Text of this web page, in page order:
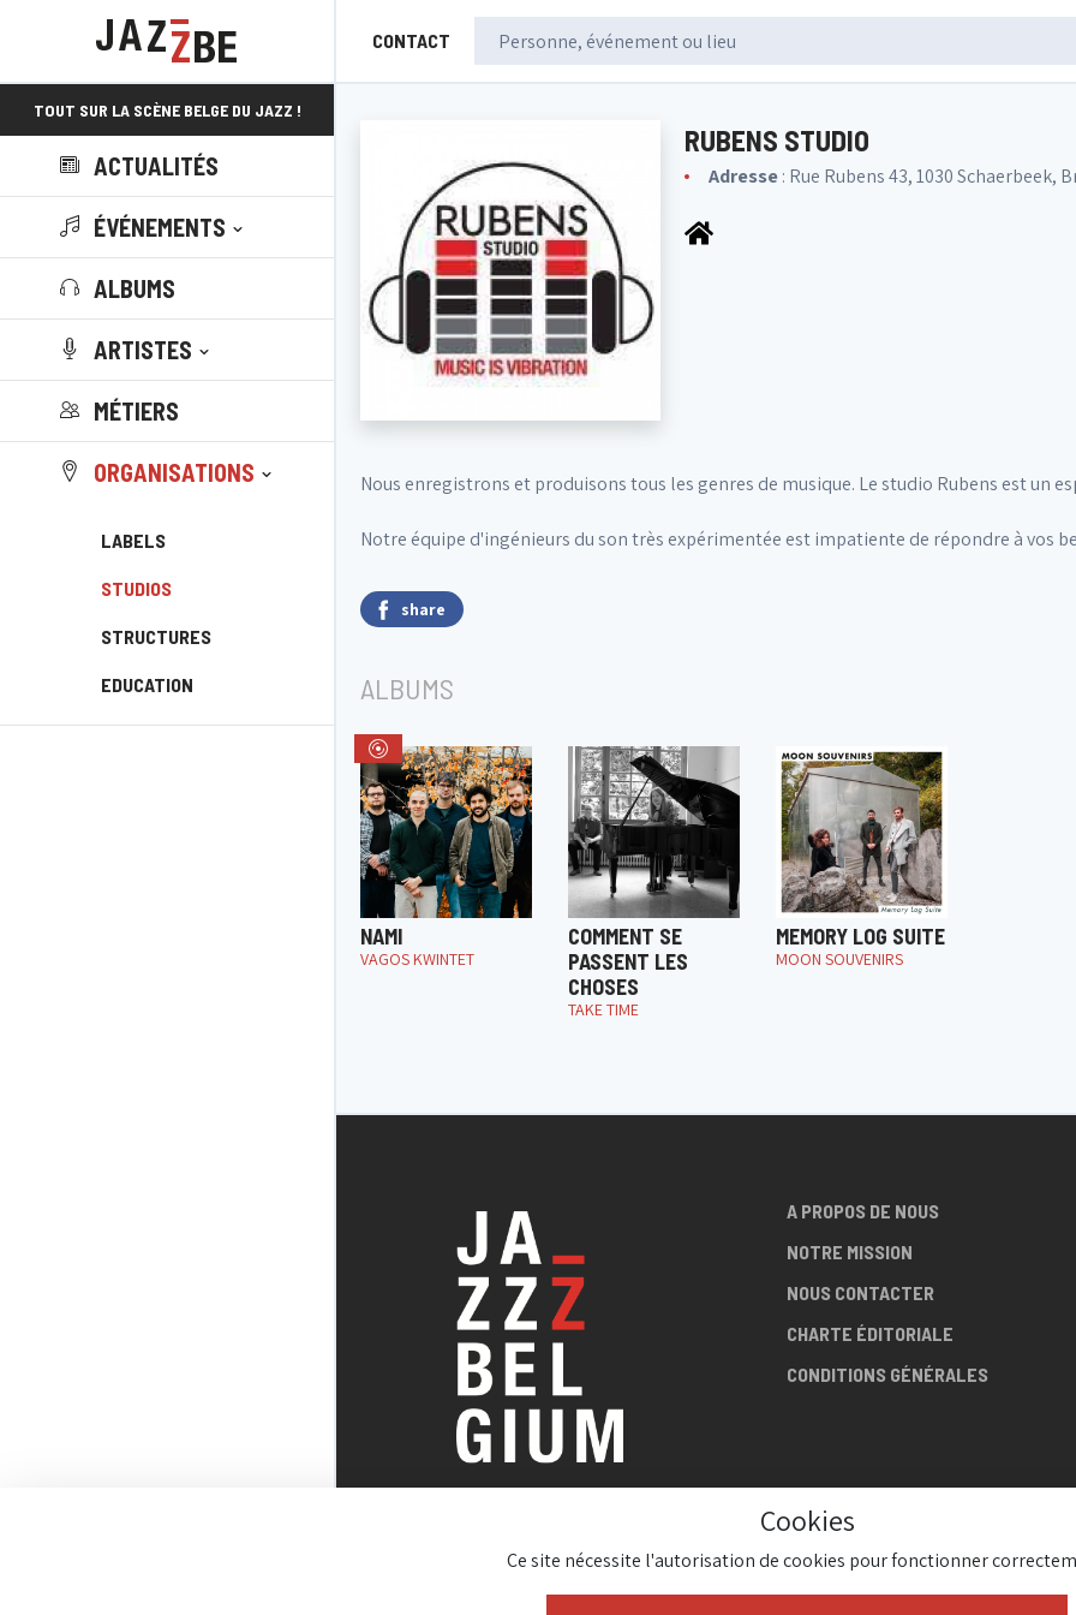
CONTACT
TOUT SUR LA SCÈNE BELGE DU JAZZ !
ACTUALITÉS
ÉVÉNEMENTS
ALBUMS
ARTISTES
MÉTIERS
ORGANISATIONS
LABELS
STUDIOS
STRUCTURES
EDUCATION
RUBENS STUDIO
Adresse: Rue Rubens 43, 1030 Schaerbeek,
Nous enregistrons et produisons tous les genres de musique. Le studio Rubens est un
Notre équipe d'ingénieurs du son très expérimentée est impatiente de répondre à vos
share
ALBUMS
NAMI
VAGOS KWINTET
COMMENT SE
PASSENT LES
CHOSES
TAKE TIME
MEMORY LOG SUITE
MOON SOUVENIRS
TOUT SUR LA SCÈNE
A PROPOS DE NOUS
NOTRE MISSION
NOUS CONTACTER
CHARTE ÉDITORIALE
CONDITIONS GÉNÉRALES
Cookies
Ce site nécessite l'autorisation de cookies pour fonctionner